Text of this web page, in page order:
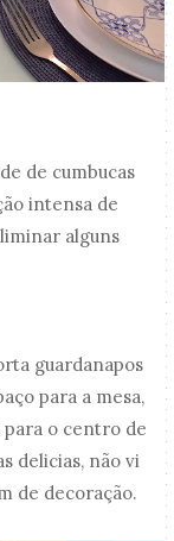
de cumbucas
intensa de
alguns
guardanapos
para a mesa,
para o centro de
delicias, não vi
de decoração.